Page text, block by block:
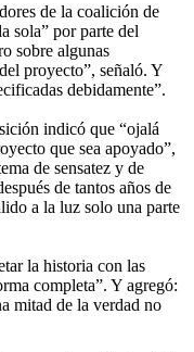
de la coalición de
sola” por parte del
sobre algunas
proyecto”, señaló. Y
debidamente”.
indicó que “ojalá
que sea apoyado”,
de sensatez y de
de tantos años de
a la luz solo una parte
la historia con las
completa”. Y agregó:
mitad de la verdad no